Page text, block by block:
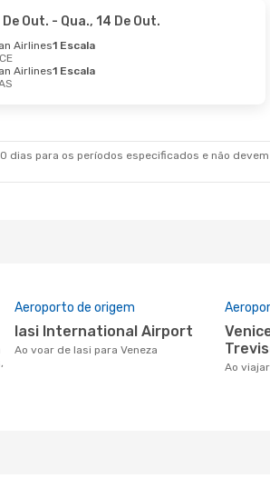
De Out. - Qua., 14 De Out.
Airlines1 Escala
Airlines1 Escala
para os períodos especificados e não
Aeroporto de origem
Iasi International Airport
Ao voar de Iasi para Veneza
Venice Marco Polo Airport,
Ao